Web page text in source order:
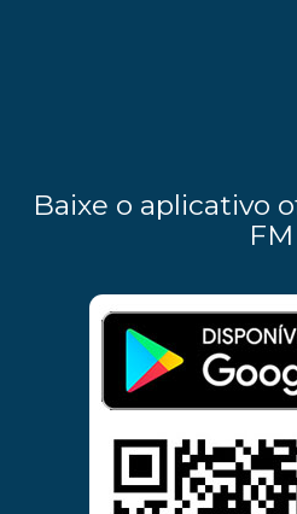
Baixe o aplicativo
FM